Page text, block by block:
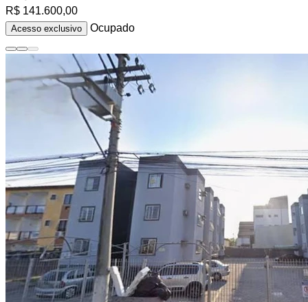
R$ 141.600,00
Acesso exclusivo Ocupado